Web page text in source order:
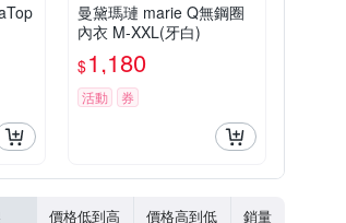
曼黛瑪璉 marie Q無鋼圈
內衣 M-XXL(牙白)
$1,180
活動 券
價格低到高 價格高到低 銷量